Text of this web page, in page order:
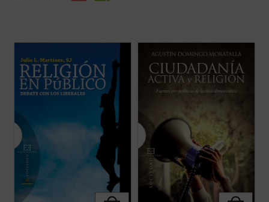
presencia pública de la religión estudiando
una tradición ---la liberal---, que ha sido
determinante en los últimos siglos del
pensamiento occidental. Es una corriente
que, si entre los siglos XVII ...(ver ficha)
Uno de los problemas más importantes de
papel que desempeñan las religiones en la
esfera pública. Con la pretensión de
superar posiciones confesionalistas o
laicistas, la filosofía moral y ... (ver ficha)